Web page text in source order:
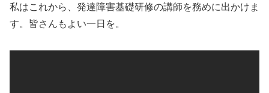
私はこれから、発達障害基礎研修の講師を務めに出かけま
す。皆さんもよい一日を。